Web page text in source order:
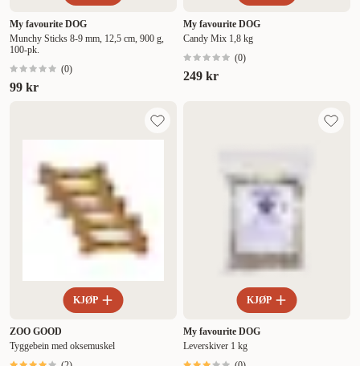
My favourite DOG
Munchy Sticks 8-9 mm, 12,5 cm, 900 g,
100-pk.
(0)
99 kr
My favourite DOG
Candy Mix 1,8 kg
(0)
249 kr
KJØP
ZOO GOOD
Tyggebein med oksemuskel
KJØP
My favourite DOG
Leverskiver 1 kg